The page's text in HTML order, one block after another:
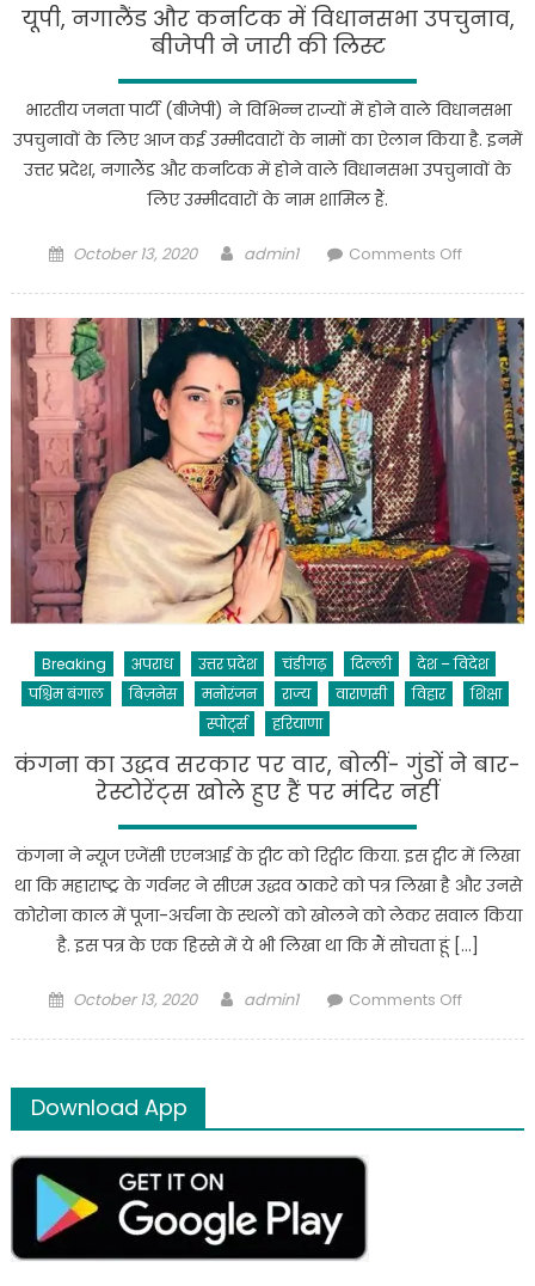
यूपी, नगालैंड और कर्नाटक में विधानसभा उपचुनाव,
बीजेपी ने जारी की लिस्ट
भारतीय जनता पार्टी (बीजेपी) ने विभिन्न राज्यों में होने वाले विधानसभा
उपचुनावों के लिए आज कई उम्मीदवारों के नामों का ऐलान किया है. इनमें
उत्तर प्रदेश, नगालैंड और कर्नाटक में होने वाले विधानसभा उपचुनावों के
लिए उम्मीदवारों के नाम शामिल हैं.
Posted
October 13, 2020 Author
admin1 Comments Offon
और
कर्नाटक
विधानसभा
उपचुनाव,
की
लिस्ट
Breaking अपराध उत्तर प्रदेश चंडीगढ़ दिल्ली
देश – विदेश
पश्चिम बंगाल
बिज़नेस मनोरंजन राज्य वाराणसी विहार
शिक्षा
स्पोर्ट्स
हरियाणा
कंगना का उद्धव सरकार पर वार, बोलीं- गुंडों ने बार-
रेस्टोरेंट्स खोले हुए हैं पर मंदिर नहीं
कंगना ने न्यूज एजेंसी एएनआई के ट्वीट को रिट्वीट किया. इस ट्वीट में लिखा
था कि महाराष्ट्र के गर्वनर ने सीएम उद्धव ठाकरे को पत्र लिखा है और उनसे
कोरोना काल में पूजा-अर्चना के स्थलों को खोलने को लेकर सवाल किया
है. इस पत्र के एक हिस्से में ये भी लिखा था कि मैं सोचता हूं […]
Posted
October 13, 2020 Author
admin1 Comments Offon
पर
Download App